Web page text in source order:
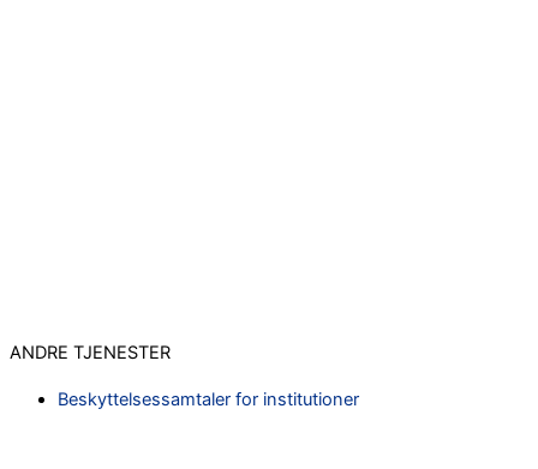
ANDRE TJENESTER
Beskyttelsessamtaler for institutioner